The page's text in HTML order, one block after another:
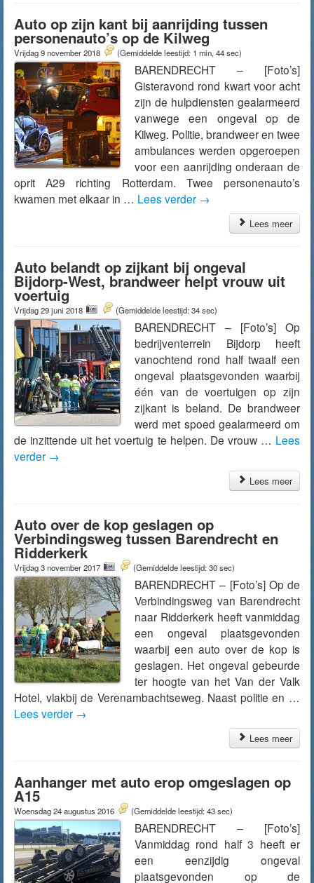
Auto op zijn kant bij aanrijding tussen
personenauto’s op de Kilweg
Vrijdag 9 november 2018 (Gemiddelde leestijd: 1 min, 44 sec)
BARENDRECHT – [Foto’s]
Gisteravond rond kwart voor acht
zijn de hulpdiensten gealarmeerd
vanwege een ongeval op de
Kilweg. Politie, brandweer en twee
ambulances werden opgeroepen
voor een aanrijding onderaan de
oprit A29 richting Rotterdam. Twee personenauto’s
kwamen met elkaar in … Lees verder →
Lees meer
Auto belandt op zijkant bij ongeval
Bijdorp-West, brandweer helpt vrouw uit
voertuig
Vrijdag 29 juni 2018 (Gemiddelde leestijd: 34 sec)
BARENDRECHT – [Foto’s] Op
bedrijventerrein Bijdorp heeft
vanochtend rond half twaalf een
ongeval plaatsgevonden waarbij
één van de voertuigen op zijn
zijkant is beland. De brandweer
werd met spoed gealarmeerd om
de inzittende uit het voertuig te helpen. De vrouw … Lees
verder →
Lees meer
Auto over de kop geslagen op
Verbindingsweg tussen Barendrecht en
Ridderkerk
Vrijdag 3 november 2017 (Gemiddelde leestijd: 30 sec)
BARENDRECHT – [Foto’s] Op de
Verbindingsweg van Barendrecht
naar Ridderkerk heeft vanmiddag
een ongeval plaatsgevonden
waarbij een auto over de kop is
geslagen. Het ongeval gebeurde
ter hoogte van het Van der Valk
Hotel, vlakbij de Verenambachtseweg. Naast politie en …
Lees verder →
Lees meer
Aanhanger met auto erop omgeslagen op
A15
Woensdag 24 augustus 2016 (Gemiddelde leestijd: 43 sec)
BARENDRECHT – [Foto’s]
Vanmiddag rond half 3 heeft er
een eenzijdig ongeval
plaatsgevonden op de